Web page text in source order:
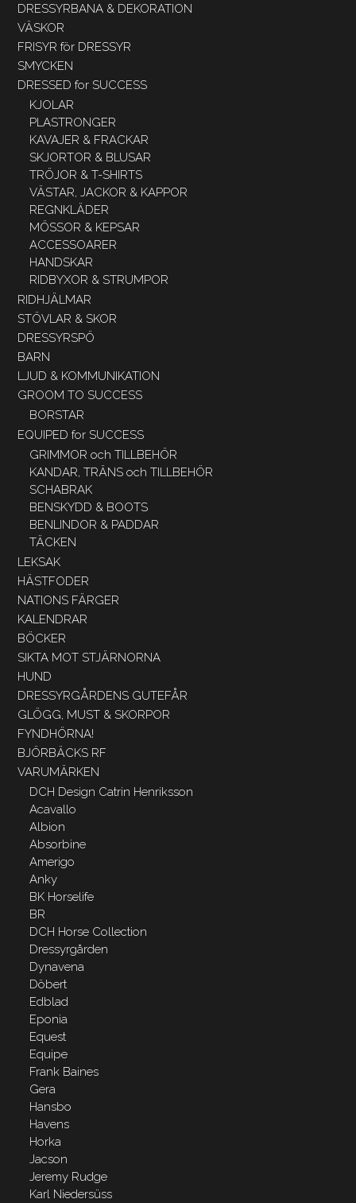
DRESSYRBANA & DEKORATION
VÄSKOR
FRISYR för DRESSYR
SMYCKEN
DRESSED for SUCCESS
KJOLAR
PLASTRONGER
KAVAJER & FRACKAR
SKJORTOR & BLUSAR
TRÖJOR & T-SHIRTS
VÄSTAR, JACKOR & KAPPOR
REGNKLÄDER
MÖSSOR & KEPSAR
ACCESSOARER
HANDSKAR
RIDBYXOR & STRUMPOR
RIDHJÄLMAR
STÖVLAR & SKOR
DRESSYRSPÖ
BARN
LJUD & KOMMUNIKATION
GROOM TO SUCCESS
BORSTAR
EQUIPED for SUCCESS
GRIMMOR och TILLBEHÖR
KANDAR, TRÄNS och TILLBEHÖR
SCHABRAK
BENSKYDD & BOOTS
BENLINDOR & PADDAR
TÄCKEN
LEKSAK
HÄSTFODER
NATIONS FÄRGER
KALENDRAR
BÖCKER
SIKTA MOT STJÄRNORNA
HUND
DRESSYRGÅRDENS GUTEFÅR
GLÖGG, MUST & SKORPOR
FYNDHÖRNA!
BJÖRBÄCKS RF
VARUMÄRKEN
DCH Design Catrin Henriksson
Acavallo
Albion
Absorbine
Amerigo
Anky
BK Horselife
BR
DCH Horse Collection
Dressyrgården
Dynavena
Döbert
Edblad
Eponia
Equest
Equipe
Frank Baines
Gera
Hansbo
Havens
Horka
Jacson
Jeremy Rudge
Karl Niedersüss